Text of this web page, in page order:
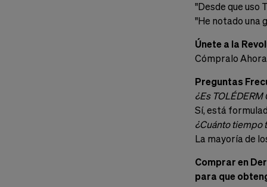
"Desde que uso
"He notado una
Únete a la
Cómpralo
Preguntas
¿Es
Sí, está
¿Cuánto tiempo
La mayoría de
Comprar en
para que